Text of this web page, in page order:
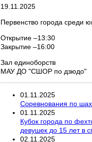
19.11.2025
Первенство города среди
Открытие –13:30
Закрытие –16:00
Зал единоборств
МАУ ДО "СШОР по дзюдо"
01 11 2025
Соревнования по
01 11 2025
Кубок города по
девушек до 15 лет в
02 11 2025